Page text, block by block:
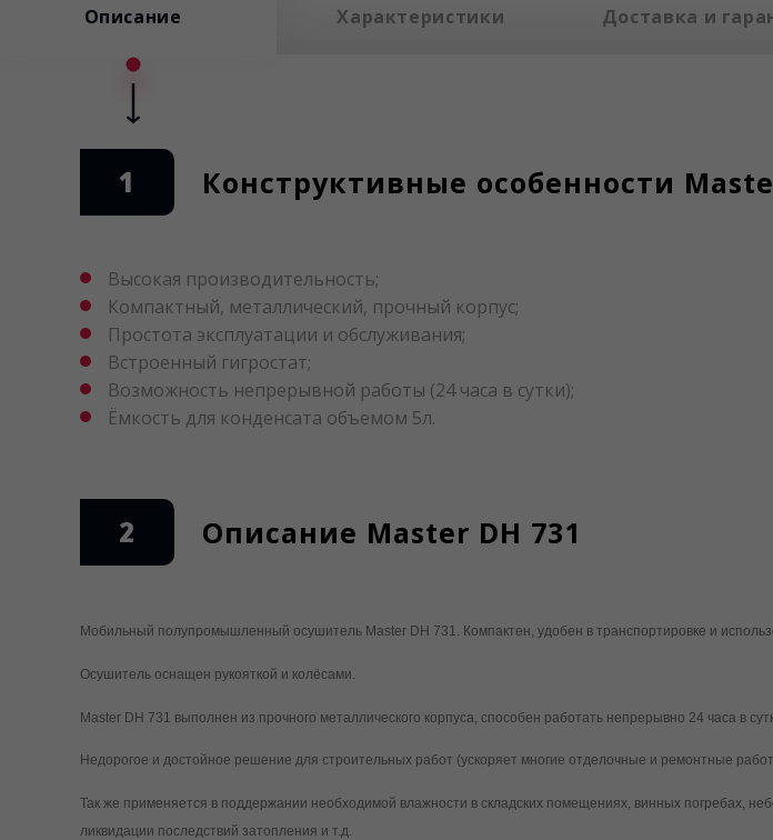
Описание Характеристики Доставка и
1 Конструктивные особенности
Высокая производительность;
Компактный, металлический, прочный корпус;
Простота эксплуатации и обслуживания;
Встроенный гигростат;
Возможность непрерывной работы (24 часа в сутки);
Ёмкость для конденсата объемом 5л.
2 Описание Master DH 731
Мобильный полупромышленный осушитель Master DH 731. Компактен, удобен в транспортировке и
Осушитель оснащен рукояткой и колёсами.
Master DH 731 выполнен из прочного металлического корпуса, способен работать непрерывно 24 часа в
Недорогое и достойное решение для строительных работ (ускоряет многие отделочные и ремонтные
Так же применяется в поддержании необходимой влажности в складских помещениях, винных погребах,
ликвидации последствий затопления и т.д.